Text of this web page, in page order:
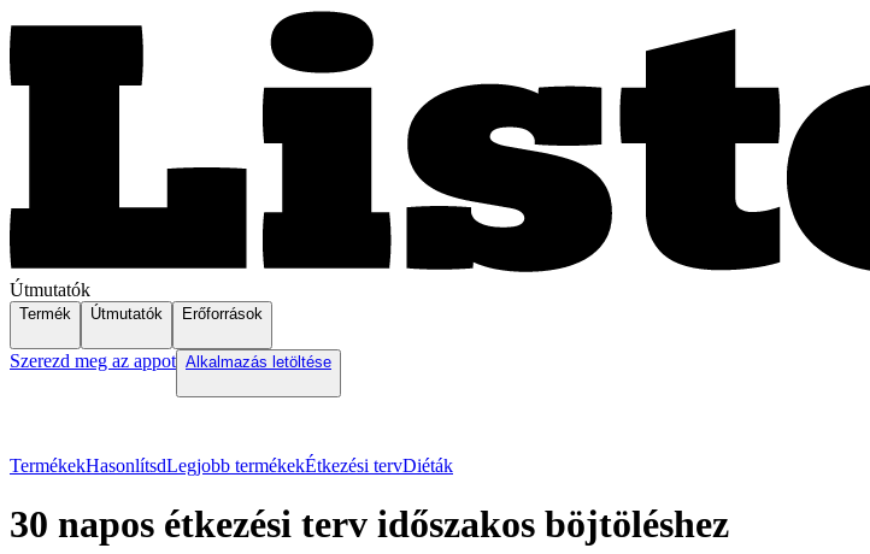
Útmutatók
Termék Útmutatók Erőforrások
Szerezd meg az appot Alkalmazás letöltése
TermékekHasonlítsdLegjobb termékekÉtkezési tervDiéták
30 napos étkezési terv időszakos böjtöléshez